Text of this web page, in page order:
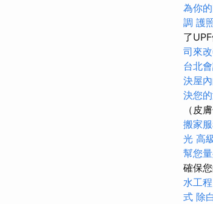
為你
調 護
了
司來
台北
決屋
決您
（皮
搬家
光 高
幫您
確保
水工
式 除